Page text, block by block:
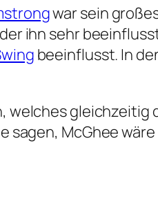
war sein
ihn sehr
beeinflusst. In
welches gleichzeitig
sagen, McGhee